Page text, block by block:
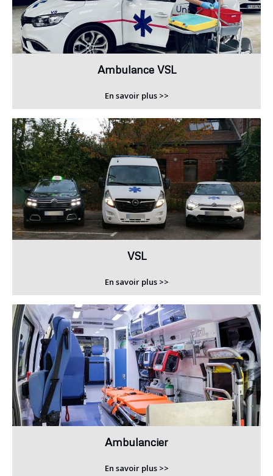
Ambulance VSL
En savoir plus >>
VSL
En savoir plus >>
Ambulancier
En savoir plus >>